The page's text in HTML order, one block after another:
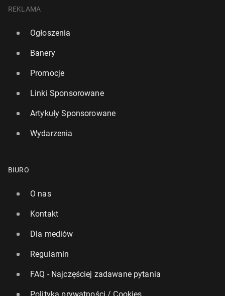
REKLAMA
Ogłoszenia
Banery
Promocje
Linki Sponsorowane
Artykuły Sponsorowane
Wydarzenia
BIURO
O nas
Kontakt
Dla mediów
Regulamin
FAQ - Najczęściej zadawane pytania